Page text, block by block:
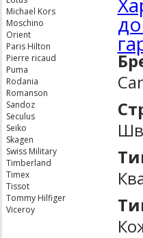
Michael Kors
Moschino
Orient
Paris Hilton
Pierre ricaud
Puma
Rodania
Romanson
Sandoz
Seculus
Seiko
Skagen
Swiss Military
Timberland
Timex
Tissot
Tommy Hilfiger
Viceroy